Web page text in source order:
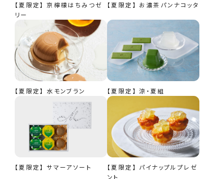
【夏限定】 京檸檬はちみつゼ
リー
【夏限定】 お濃茶パンナコッタ
【夏限定】 水モンブラン 【夏限定】 涼・夏組
【夏限定】 サマーアソート
【夏限定】 パイナップルプレゼ
ント